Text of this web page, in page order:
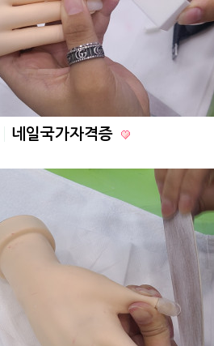
네일국가자격증